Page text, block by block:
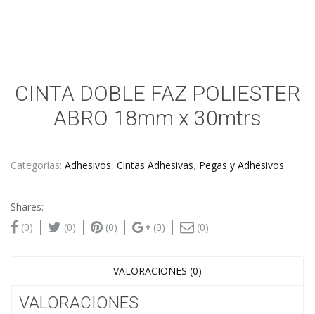
CINTA DOBLE FAZ POLIESTER
ABRO 18mm x 30mtrs
Categorías: Adhesivos, Cintas Adhesivas, Pegas y Adhesivos
Shares:
(0)
(0) (0) (0) (0)
VALORACIONES (0)
VALORACIONES